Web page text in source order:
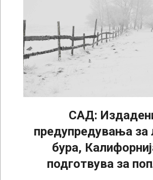
САД:
предупредувања за
бура,
подготвува за